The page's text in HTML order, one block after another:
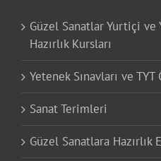
Güzel Sanatlar Yurtiçi ve
Hazırlık Kursları
Yetenek Sınavları ve TYT
Sanat Terimleri
Güzel Sanatlara Hazırlık